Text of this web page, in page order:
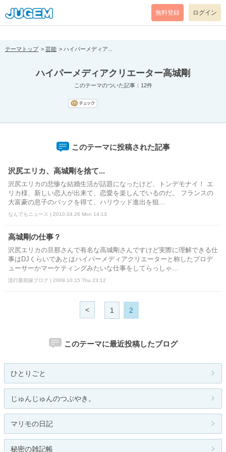
[pear_error: message="Success" code=0 mode=return level=notice
prefix="" info=""]
無料登録 ログイン
テーマトップ 芸能 ハイパーメディア...
ハイパーメディアクリエーター高城剛
このテーマのついた記事：12件
このテーマに投稿された記事
沢尻エリカ、高城剛を捨て...
沢尻エリカの悲惨な結婚生活が話題になったけど、トンデモナイ！ エ
リカ様、新しい恋人が出来て、恋愛を楽しんでいるのだ。 フランスの
大富豪の息子のバックを得て、ハリウッド進出を狙...
なんでもニュース | 2010.04.26 Mon 14:13
高城剛の仕事？
沢尻エリカの旦那さんで有名な高城剛さんですけど実際に理解できる仕
事はDJくらいであとはハイパーメディアクリエーターと称したプロデ
ューサーかマーケティングみたいな仕事をしてらっしゃ...
流行最前線ブログ | 2009.10.15 Thu 23:12
< 1 2
このテーマに最近投稿したブログ
ひとりごと
じゅんじゅんのつぶやき。
マリモの日記
秘密の雑記帳